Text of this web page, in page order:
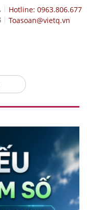
Hotline: 0963.806.677
Toasoan@vietq.vn